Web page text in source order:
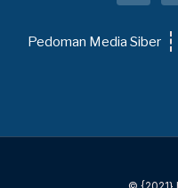
Pedoman Media Siber